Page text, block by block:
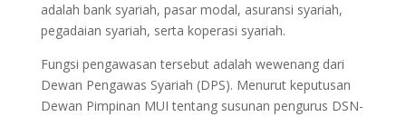
adalah bank syariah, pasar modal, asuransi syariah,
pegadaian syariah, serta koperasi syariah.
Fungsi pengawasan tersebut adalah wewenang dari
Dewan Pengawas Syariah (DPS). Menurut keputusan
Dewan Pimpinan MUI tentang susunan pengurus DSN-